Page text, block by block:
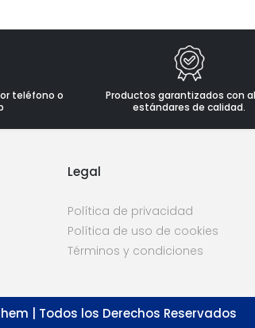
teléfono o
Productos garantizados con
estándares de calidad.
Legal
Política de privacidad
Política de uso de cookies
Términos y condiciones
| Todos los Derechos Reservados